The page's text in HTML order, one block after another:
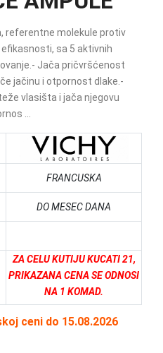
referentne molekule protiv
sa 5 aktivnih
Jača pričvršćenost
jačinu i otpornost dlake.-
vlasišta i jača njegovu
...
FRANCUSKA
DO MESEC DANA
ZA CELU KUTIJU KUCATI 21,
PRIKAZANA CENA SE ODNOSI
NA 1 KOMAD.
ceni do 15.08.2026